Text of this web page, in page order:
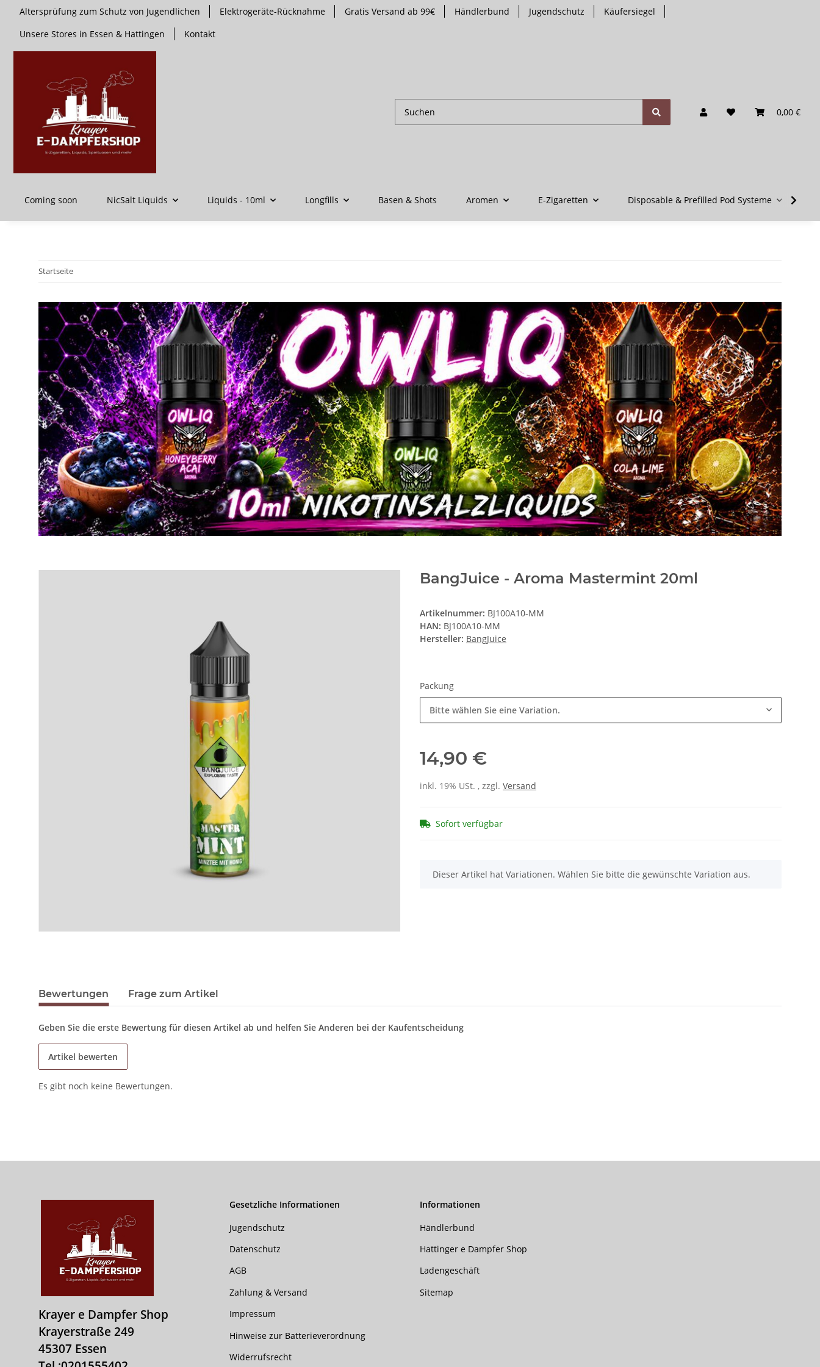
Altersprüfung zum Schutz von Jugendlichen Elektrogeräte-Rücknahme Gratis Versand ab 99€ Händlerbund Jugendschutz
Käufersiegel
Unsere Stores in Essen & Hattingen
Kontakt
0,00 €
Coming soon NicSalt Liquids Liquids - 10ml Longfills Basen & Shots Aromen E-Zigaretten Disposable & Prefilled Pod Systeme
Startseite
BangJuice - Aroma Mastermint 20ml
Artikelnummer: BJ100A10-MM
HAN: BJ100A10-MM
Hersteller: BangJuice
Packung
Bitte wählen Sie eine Variation.
14,90 €
inkl. 19% USt. , zzgl. Versand
Sofort verfügbar
x
Dieser Artikel hat Variationen. Wählen Sie bitte die gewünschte Variation aus.
Bewertungen Frage zum Artikel
Geben Sie die erste Bewertung für diesen Artikel ab und helfen Sie Anderen bei der Kaufentscheidung
Artikel bewerten
Es gibt noch keine Bewertungen.
Krayer e Dampfer Shop
Krayerstraße 249
45307 Essen
Gesetzliche Informationen
Jugendschutz
Datenschutz
AGB
Zahlung & Versand
Impressum
Hinweise zur Batterieverordnung
Widerrufsrecht
Informationen
Händlerbund
Hattinger e Dampfer Shop
Ladengeschäft
Sitemap